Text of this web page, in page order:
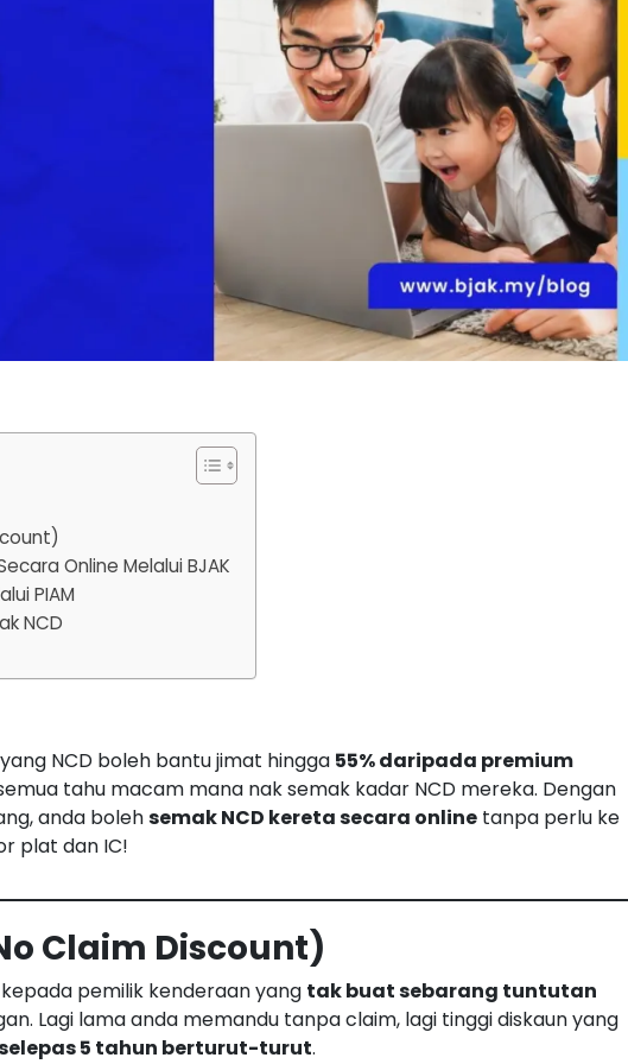
Online Melalui BJAK
PIAM
NCD
NCD boleh bantu jimat hingga 55% daripada premium
tahu macam mana nak semak kadar NCD mereka. Dengan
anda bolehsemak NCD kereta secara online tanpa perlu ke
plat dan IC!
Claim Discount)
pemilik kenderaan yang tak buat sebarang tuntutan
Lagi lama anda memandu tanpa claim, lagi tinggi diskaun yang
selepas 5 tahun berturut-turut.